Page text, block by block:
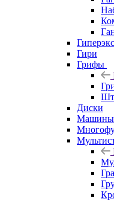
Гири
Грифы
Диски
Машины